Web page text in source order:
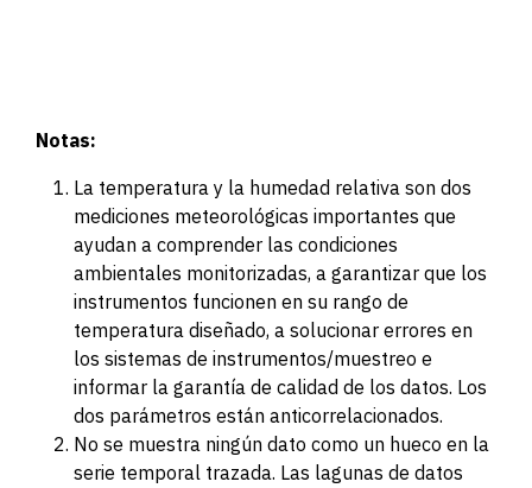
Notas:
La temperatura y la humedad relativa son dos
mediciones meteorológicas importantes que
ayudan a comprender las condiciones
ambientales monitorizadas, a garantizar que los
instrumentos funcionen en su rango de
temperatura diseñado, a solucionar errores en
los sistemas de instrumentos/muestreo e
informar la garantía de calidad de los datos. Los
dos parámetros están anticorrelacionados.
No se muestra ningún dato como un hueco en la
serie temporal trazada. Las lagunas de datos